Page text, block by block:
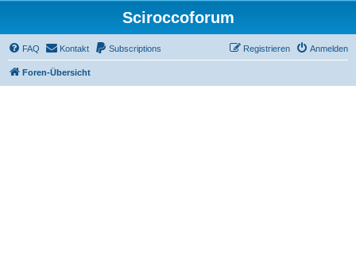
Sciroccoforum
FAQ Kontakt Subscriptions Anmelden
Registrieren
Foren-Übersicht